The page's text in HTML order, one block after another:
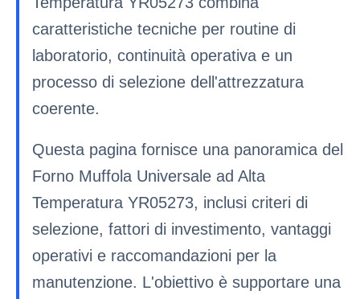
caratteristiche tecniche per routine di
laboratorio, continuità operativa e un
processo di selezione dell'attrezzatura
coerente.
Questa pagina fornisce una panoramica del
Forno Muffola Universale ad Alta
Temperatura YR05273, inclusi criteri di
selezione, fattori di investimento, vantaggi
operativi e raccomandazioni per la
manutenzione. L'obiettivo è supportare una